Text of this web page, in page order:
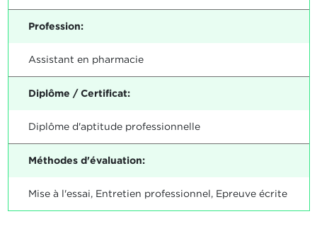
Profession:
Assistant en pharmacie
Diplôme / Certificat:
Diplôme d'aptitude professionnelle
Méthodes d'évaluation:
Mise à l'essai, Entretien professionnel, Epreuve écrite